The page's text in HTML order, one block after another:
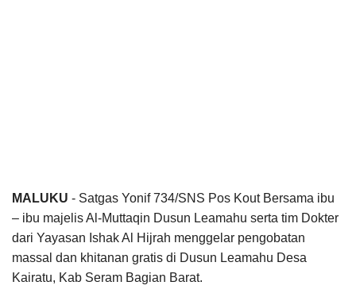
MALUKU - Satgas Yonif 734/SNS Pos Kout Bersama ibu
– ibu majelis Al-Muttaqin Dusun Leamahu serta tim Dokter
dari Yayasan Ishak Al Hijrah menggelar pengobatan
massal dan khitanan gratis di Dusun Leamahu Desa
Kairatu, Kab Seram Bagian Barat.